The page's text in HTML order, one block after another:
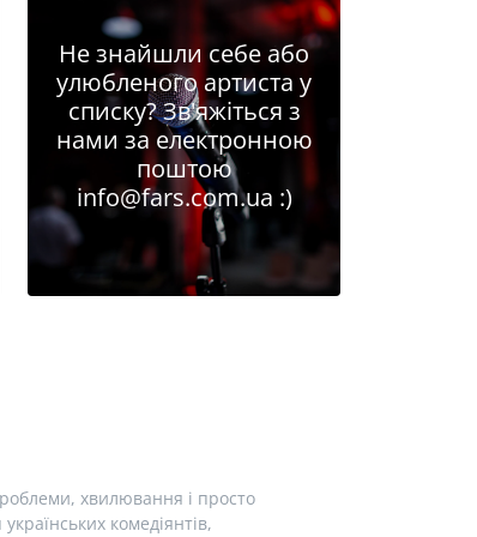
Не знайшли себе або
улюбленого артиста у
списку? Зв'яжіться з
нами за електронною
поштою
info@fars.com.ua :)
хвилювання і просто
комедіянтів,